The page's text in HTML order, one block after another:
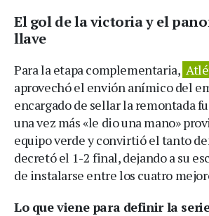
El gol de la victoria y el
llave
Para la etapa complementaria,
aprovechó el envión anímico del
encargado de sellar la remontada
una vez más «le dio una mano»
equipo verde y convirtió el tanto
decretó el 1-2 final, dejando a su
de instalarse entre los cuatro
Lo que viene para definir la